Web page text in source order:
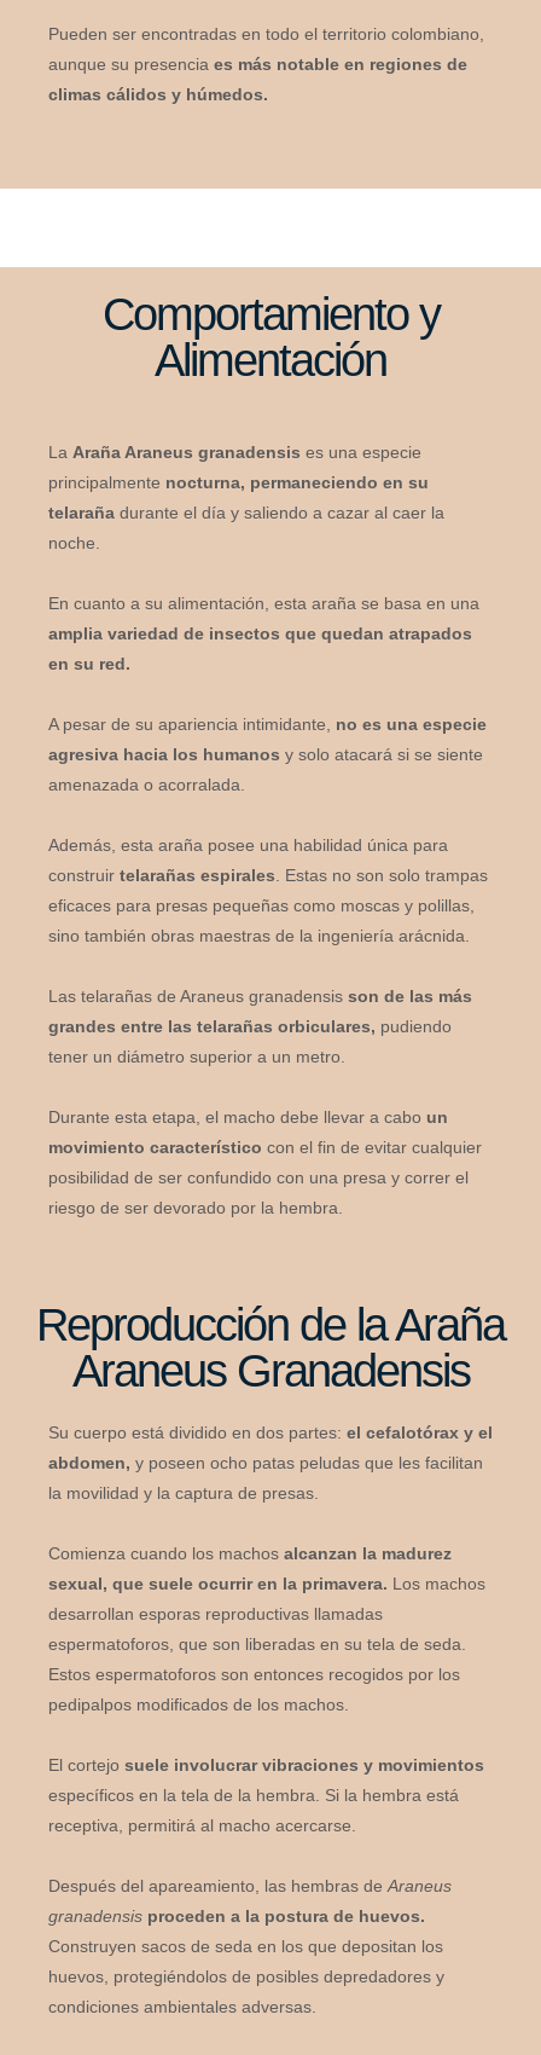
Pueden ser encontradas en todo el territorio colombiano,
aunque su presencia es más notable en regiones de
climas cálidos y húmedos.
Comportamiento y
Alimentación
La Araña Araneus granadensis es una especie
principalmente nocturna, permaneciendo en su
telaraña durante el día y saliendo a cazar al caer la
noche.
En cuanto a su alimentación, esta araña se basa en una
amplia variedad de insectos que quedan atrapados
en su red.
A pesar de su apariencia intimidante,
no es una especie
agresiva hacia los humanos y solo atacará si se siente
amenazada o acorralada.
Además, esta araña posee una habilidad única para
construir telarañas espirales . Estas no son solo trampas
eficaces para presas pequeñas como moscas y polillas,
sino también obras maestras de la ingeniería arácnida.
Las telarañas de Araneus granadensis son de las más
grandes entre las telarañas orbiculares, pudiendo
tener un diámetro superior a un metro.
Durante esta etapa, el macho debe llevar a cabo un
movimiento característico con el fin de evitar cualquier
posibilidad de ser confundido con una presa y correr el
riesgo de ser devorado por la hembra.
Reproducción de la Araña
Araneus Granadensis
Su cuerpo está dividido en dos partes: el cefalotórax y el
abdomen, y poseen ocho patas peludas que les facilitan
la movilidad y la captura de presas.
Comienza cuando los machos alcanzan la madurez
sexual, que suele ocurrir en la primavera. Los machos
desarrollan esporas reproductivas llamadas
espermatoforos, que son liberadas en su tela de seda.
Estos espermatoforos son entonces recogidos por los
pedipalpos modificados de los machos.
El cortejo suele involucrar vibraciones y movimientos
específicos en la tela de la hembra. Si la hembra está
receptiva, permitirá al macho acercarse.
Después del apareamiento, las hembras de Araneus
granadensis proceden a la postura de huevos.
Construyen sacos de seda en los que depositan los
huevos, protegiéndolos de posibles depredadores y
condiciones ambientales adversas.